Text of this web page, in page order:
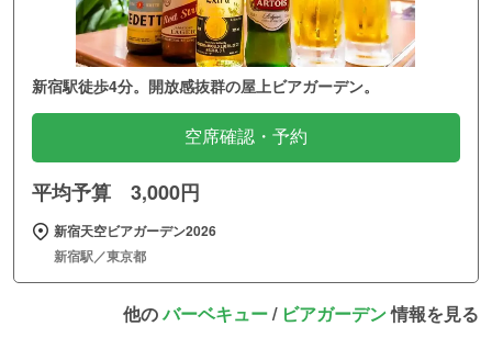
新宿駅徒歩4分。開放感抜群の屋上ビアガーデン。
空席確認・予約
平均予算 3,000円
新宿天空ビアガーデン2026
新宿駅／東京都
他のバーベキュー/ ビアガーデン情報を見る